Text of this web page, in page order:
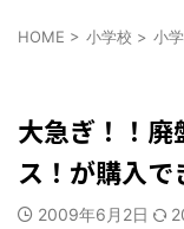
HOME > 小学校 > 小
大急ぎ！！廃
ス！が購入で
2009年6月2日